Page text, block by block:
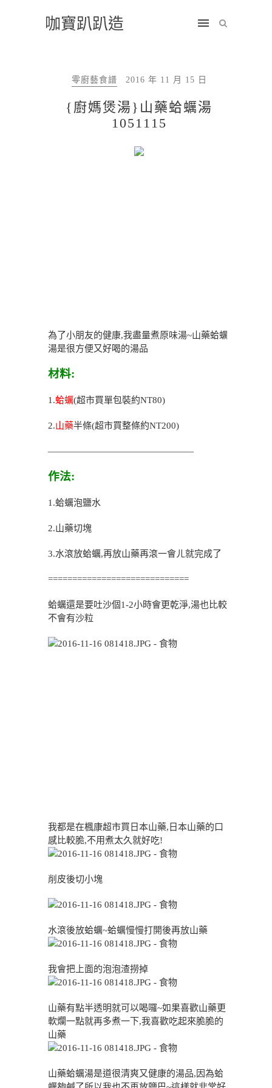
咖寶趴趴造
零廚藝食譜 2016 年 11 月 15 日
{廚媽煲湯}山藥蛤蠣湯
1051115
為了小朋友的健康,我盡量煮原味湯~山藥蛤蠣
湯是很方便又好喝的湯品
材料:
1.蛤蠣(超市買單包裝約NT80)
2.山藥半條(超市買整條約NT200)
————————————————
作法:
1.蛤蠣泡鹽水
2.山藥切塊
3.水滾放蛤蠣,再放山藥再滾一會ㄦ就完成了
=============================
蛤蠣還是要吐沙個1-2小時會更乾淨,湯也比較
不會有沙粒
我都是在楓康超市買日本山藥,日本山藥的口
感比較脆,不用煮太久就好吃!
削皮後切小塊
水滾後放蛤蠣~蛤蠣慢慢打開後再放山藥
我會把上面的泡泡渣撈掉
山藥有點半透明就可以喝囉~如果喜歡山藥更
軟爛一點就再多煮一下,我喜歡吃起來脆脆的
山藥
山藥蛤蠣湯是道很清爽又健康的湯品,因為蛤